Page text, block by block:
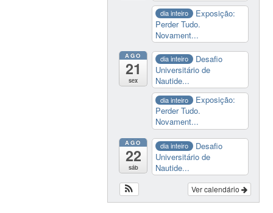
dia inteiro
Exposição:
Perder Tudo.
Novament...
AGO
21
sex
dia inteiro
Desafio
Universitário de
Nautide...
dia inteiro
Exposição:
Perder Tudo.
Novament...
AGO
22
sáb
dia inteiro
Desafio
Universitário de
Nautide...
Ver calendário